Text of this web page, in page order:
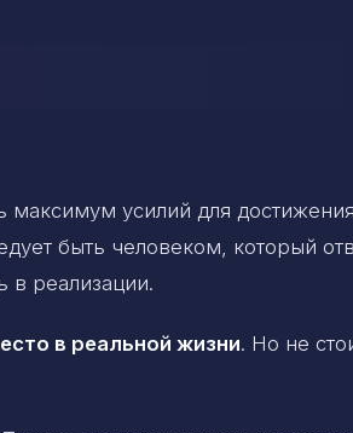
максимум усилий для
быть человеком, который
в реализации.
в реальной жизни. Но не